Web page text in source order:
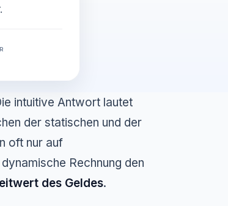
intuitive Antwort lautet
der statischen und der
oft nur auf
Rechnung den
des Geldes.